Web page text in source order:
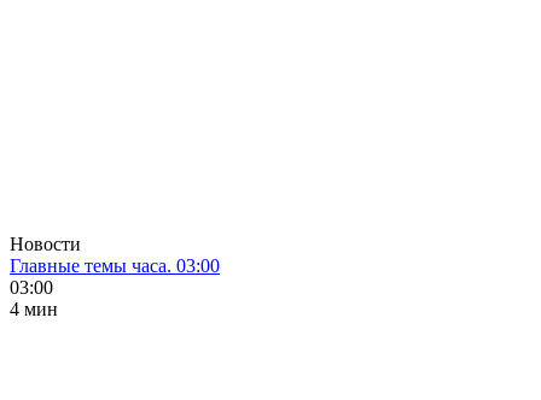
Новости
Главные темы часа. 03:00
03:00
4 мин